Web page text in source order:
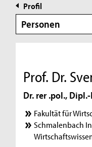
Profil
Personen
Prof. Dr.
Dr. rer .pol.,
Fakultät für
Schmalenbach